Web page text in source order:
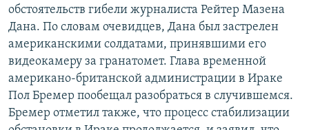
Все сайты РСЕ/РС
обстоятельств гибели журналиста Рейтер Мазена
Дана. По словам очевидцев, Дана был застрелен
американскими солдатами, принявшими его
видеокамеру за гранатомет. Глава временной
американо-британской администрации в Ираке
Пол Бремер пообещал разобраться в случившемся.
Бремер отметил также, что процесс стабилизации